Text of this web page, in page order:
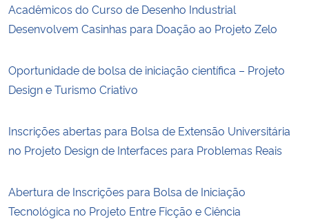
Acadêmicos do Curso de Desenho Industrial
Desenvolvem Casinhas para Doação ao Projeto Zelo
Oportunidade de bolsa de iniciação científica – Projeto
Design e Turismo Criativo
Inscrições abertas para Bolsa de Extensão Universitária
no Projeto Design de Interfaces para Problemas Reais
Abertura de Inscrições para Bolsa de Iniciação
Tecnológica no Projeto Entre Ficção e Ciência